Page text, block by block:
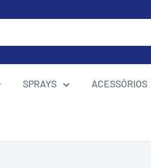
SPRAYS ACESSÓRIOS